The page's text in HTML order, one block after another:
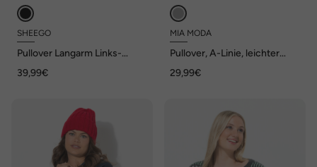
SHEEGO
Pullover Langarm Links-
39,99€
MIA MODA
Pullover, A-Linie, leichter
29,99€